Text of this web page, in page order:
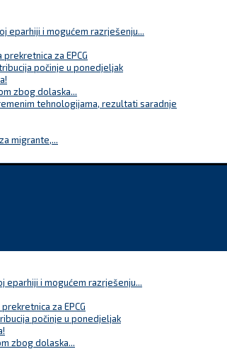
eparhiji i mogućem razrješenju...
za EPCG
počinje u ponedjeljak
zbog dolaska...
tehnologijama, rezultati saradnje
migrante,...
eparhiji i mogućem razrješenju...
za EPCG
počinje u ponedjeljak
zbog dolaska...